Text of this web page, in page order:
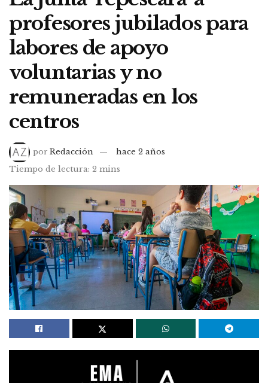
profesores jubilados para
labores de apoyo
voluntarias y no
remuneradas en los
centros
por Redacción
hace 2 años
Tiempo de lectura: 2 mins